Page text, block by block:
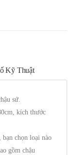
Kỹ Thuật
sứ.
kích thước
bạn chọn loại nào
gồm chậu